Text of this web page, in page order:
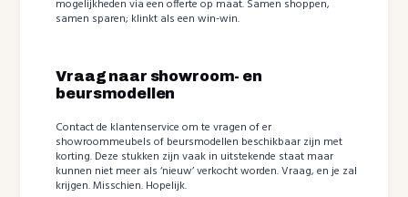
mogelijkheden via een offerte op maat. Samen shoppen,
samen sparen; klinkt als een win-win.
Vraag naar showroom- en
beursmodellen
Contact de klantenservice om te vragen of er
showroommeubels of beursmodellen beschikbaar zijn met
korting. Deze stukken zijn vaak in uitstekende staat maar
kunnen niet meer als ‘nieuw’ verkocht worden. Vraag, en je zal
krijgen. Misschien. Hopelijk.